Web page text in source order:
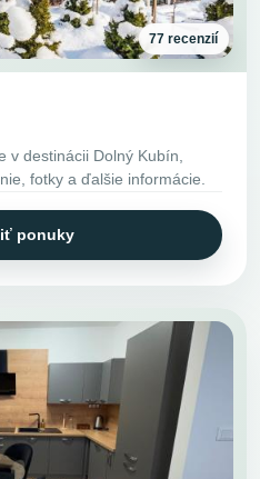
77 recenzií
v destinácii Dolný Kubín,
fotky a ďalšie informácie.
ponuky